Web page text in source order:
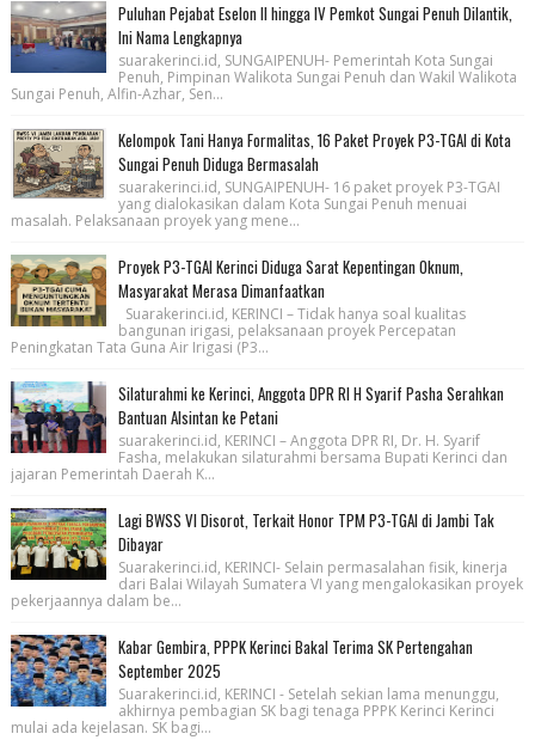
Puluhan Pejabat Eselon II hingga IV Pemkot Sungai Penuh Dilantik,
Ini Nama Lengkapnya
suarakerinci.id, SUNGAIPENUH- Pemerintah Kota Sungai
Penuh, Pimpinan Walikota Sungai Penuh dan Wakil Walikota
Sungai Penuh, Alfin-Azhar, Sen...
Kelompok Tani Hanya Formalitas, 16 Paket Proyek P3-TGAI di Kota
Sungai Penuh Diduga Bermasalah
suarakerinci.id, SUNGAIPENUH- 16 paket proyek P3-TGAI
yang dialokasikan dalam Kota Sungai Penuh menuai
masalah. Pelaksanaan proyek yang mene...
Proyek P3-TGAI Kerinci Diduga Sarat Kepentingan Oknum,
Masyarakat Merasa Dimanfaatkan
Suarakerinci.id, KERINCI – Tidak hanya soal kualitas
bangunan irigasi, pelaksanaan proyek Percepatan
Peningkatan Tata Guna Air Irigasi (P3...
Silaturahmi ke Kerinci, Anggota DPR RI H Syarif Pasha Serahkan
Bantuan Alsintan ke Petani
suarakerinci.id, KERINCI – Anggota DPR RI, Dr. H. Syarif
Fasha, melakukan silaturahmi bersama Bupati Kerinci dan
jajaran Pemerintah Daerah K...
Lagi BWSS VI Disorot, Terkait Honor TPM P3-TGAI di Jambi Tak
Dibayar
Suarakerinci.id, KERINCI- Selain permasalahan fisik, kinerja
dari Balai Wilayah Sumatera VI yang mengalokasikan proyek
pekerjaannya dalam be...
Kabar Gembira, PPPK Kerinci Bakal Terima SK Pertengahan
September 2025
Suarakerinci.id, KERINCI - Setelah sekian lama menunggu,
akhirnya pembagian SK bagi tenaga PPPK Kerinci Kerinci
mulai ada kejelasan. SK bagi...